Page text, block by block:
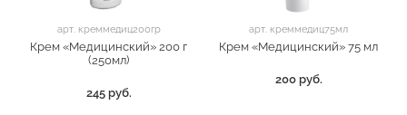
арт. креммедиц200гр
Крем «Медицинский» 200 г
(250мл)
245 руб.
арт. креммедиц75мл
Крем «Медицинский» 75 мл
200 руб.